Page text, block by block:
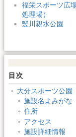
福栄スポーツ広
処理場）
竪川親水公園
目次
大分スポーツ公園
施設名よみがな
住所
アクセス
施設詳細情報